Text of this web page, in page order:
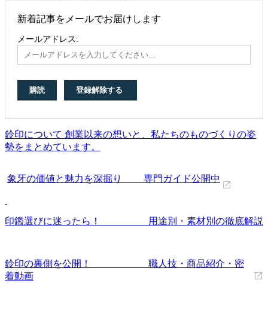
新着記事をメールでお届けします
メールアドレス:
鈴印について 創業以来の想いと、私たちのものづくりの姿
勢をまとめています。
象牙の価値と魅力を深掘り 専門ガイド公開中
印鑑選びに迷ったら！ 用途別・素材別の徹底解説
鈴印の裏側を公開！ 職人技・商品紹介・密
着動画